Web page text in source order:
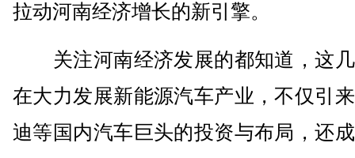
拉动河南经济增长的新引擎。
关注河南经济发展的都知道，这
在大力发展新能源汽车产业，不仅引
迪等国内汽车巨头的投资与布局，还